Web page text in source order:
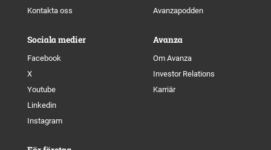
Kontakta oss
Avanzapodden
Sociala medier
Facebook
X
Youtube
Linkedin
Instagram
Avanza
Om Avanza
Investor Relations
Karriär